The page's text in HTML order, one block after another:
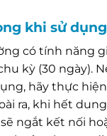
khi sử
có tính năng
kỳ (30 ngày).
hãy thực
ra, khi hết
ngắt kết nối